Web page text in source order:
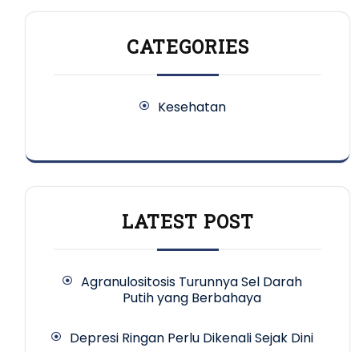
CATEGORIES
Kesehatan
LATEST POST
Agranulositosis Turunnya Sel Darah
Putih yang Berbahaya
Depresi Ringan Perlu Dikenali Sejak Dini